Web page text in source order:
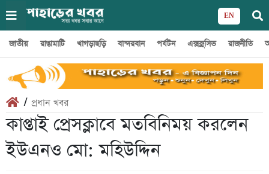
EN
জাতীয় রাঙামাটি খাগড়াছড়ি বান্দরবান পর্যটন এক্সক্লুসিভ রাজনীতি
/ প্রধান খবর
কাপ্তাই প্রেসক্লাবে মতবিনিময় করলেন
ইউএনও মো: মহিউদ্দিন